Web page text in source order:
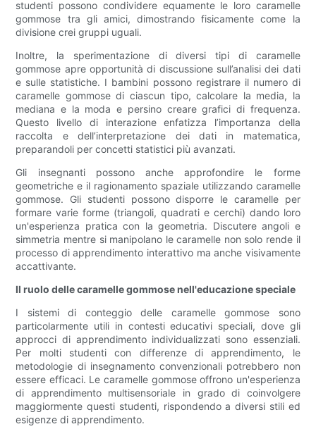
studenti possono condividere equamente le loro caramelle
gommose tra gli amici, dimostrando fisicamente come la
divisione crei gruppi uguali.
Inoltre, la sperimentazione di diversi tipi di caramelle
gommose apre opportunità di discussione sull’analisi dei dati
e sulle statistiche. I bambini possono registrare il numero di
caramelle gommose di ciascun tipo, calcolare la media, la
mediana e la moda e persino creare grafici di frequenza.
Questo livello di interazione enfatizza l’importanza della
raccolta e dell’interpretazione dei dati in matematica,
preparandoli per concetti statistici più avanzati.
Gli insegnanti possono anche approfondire le forme
geometriche e il ragionamento spaziale utilizzando caramelle
gommose. Gli studenti possono disporre le caramelle per
formare varie forme (triangoli, quadrati e cerchi) dando loro
un'esperienza pratica con la geometria. Discutere angoli e
simmetria mentre si manipolano le caramelle non solo rende il
processo di apprendimento interattivo ma anche visivamente
accattivante.
Il ruolo delle caramelle gommose nell'educazione speciale
I sistemi di conteggio delle caramelle gommose sono
particolarmente utili in contesti educativi speciali, dove gli
approcci di apprendimento individualizzati sono essenziali.
Per molti studenti con differenze di apprendimento, le
metodologie di insegnamento convenzionali potrebbero non
essere efficaci. Le caramelle gommose offrono un'esperienza
di apprendimento multisensoriale in grado di coinvolgere
maggiormente questi studenti, rispondendo a diversi stili ed
esigenze di apprendimento.